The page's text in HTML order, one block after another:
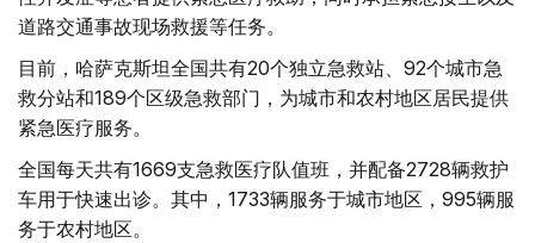
道路交通事故现场救援等任务。
目前，哈萨克斯坦全国共有20个独立急救站、92个城市急
救分站和189个区级急救部门，为城市和农村地区居民提供
紧急医疗服务。
全国每天共有1669支急救医疗队值班，并配备2728辆救护
车用于快速出诊。其中，1733辆服务于城市地区，995辆服
务于农村地区。